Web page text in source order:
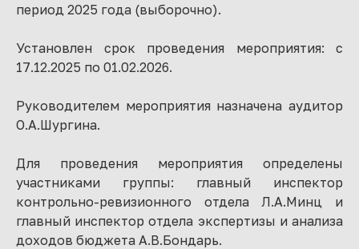
период 2025 года (выборочно).
Установлен срок проведения мероприятия: с
17.12.2025 по 01.02.2026.
Руководителем мероприятия назначена аудитор
О.А.Шургина.
Для проведения мероприятия определены
участниками группы: главный инспектор
контрольно-ревизионного отдела Л.А.Минц и
главный инспектор отдела экспертизы и анализа
доходов бюджета А.В.Бондарь.